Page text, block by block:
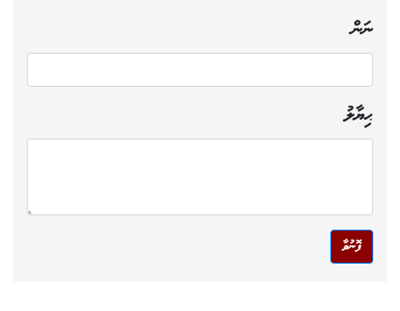
ނަން
ޙިޔާލު
ފޮނުވާ